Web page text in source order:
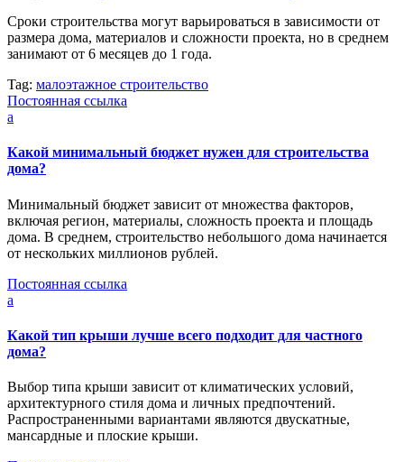
Сроки строительства могут варьироваться в зависимости от
размера дома, материалов и сложности проекта, но в среднем
занимают от 6 месяцев до 1 года.
Tag: малоэтажное строительство
Постоянная ссылка
a
Какой минимальный бюджет нужен для строительства
дома?
Минимальный бюджет зависит от множества факторов,
включая регион, материалы, сложность проекта и площадь
дома. В среднем, строительство небольшого дома начинается
от нескольких миллионов рублей.
Постоянная ссылка
a
Какой тип крыши лучше всего подходит для частного
дома?
Выбор типа крыши зависит от климатических условий,
архитектурного стиля дома и личных предпочтений.
Распространенными вариантами являются двускатные,
мансардные и плоские крыши.